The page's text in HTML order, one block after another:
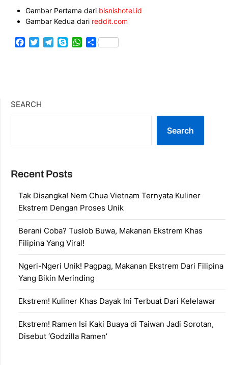
Gambar Pertama dari bisnishotel.id
Gambar Kedua dari reddit.com
Facebook
TwitterTelegram
SkypeWhatsApp
Share
SEARCH
Search
Recent Posts
Tak Disangka! Nem Chua Vietnam Ternyata Kuliner
Ekstrem Dengan Proses Unik
Berani Coba? Tuslob Buwa, Makanan Ekstrem Khas
Filipina Yang Viral!
Ngeri-Ngeri Unik! Pagpag, Makanan Ekstrem Dari Filipina
Yang Bikin Merinding
Ekstrem! Kuliner Khas Dayak Ini Terbuat Dari Kelelawar
Ekstrem! Ramen Isi Kaki Buaya di Taiwan Jadi Sorotan,
Disebut ‘Godzilla Ramen’